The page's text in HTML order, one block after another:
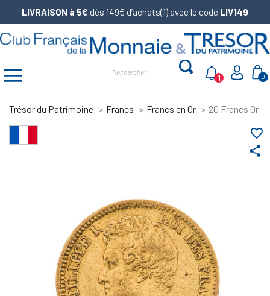
LIVRAISON à 5€ dès 149€ d’achats(1) avec le code LIV149
0
1
Trésor du Patrimoine Francs Francs en Or 20 Francs Or
share
favorite_border